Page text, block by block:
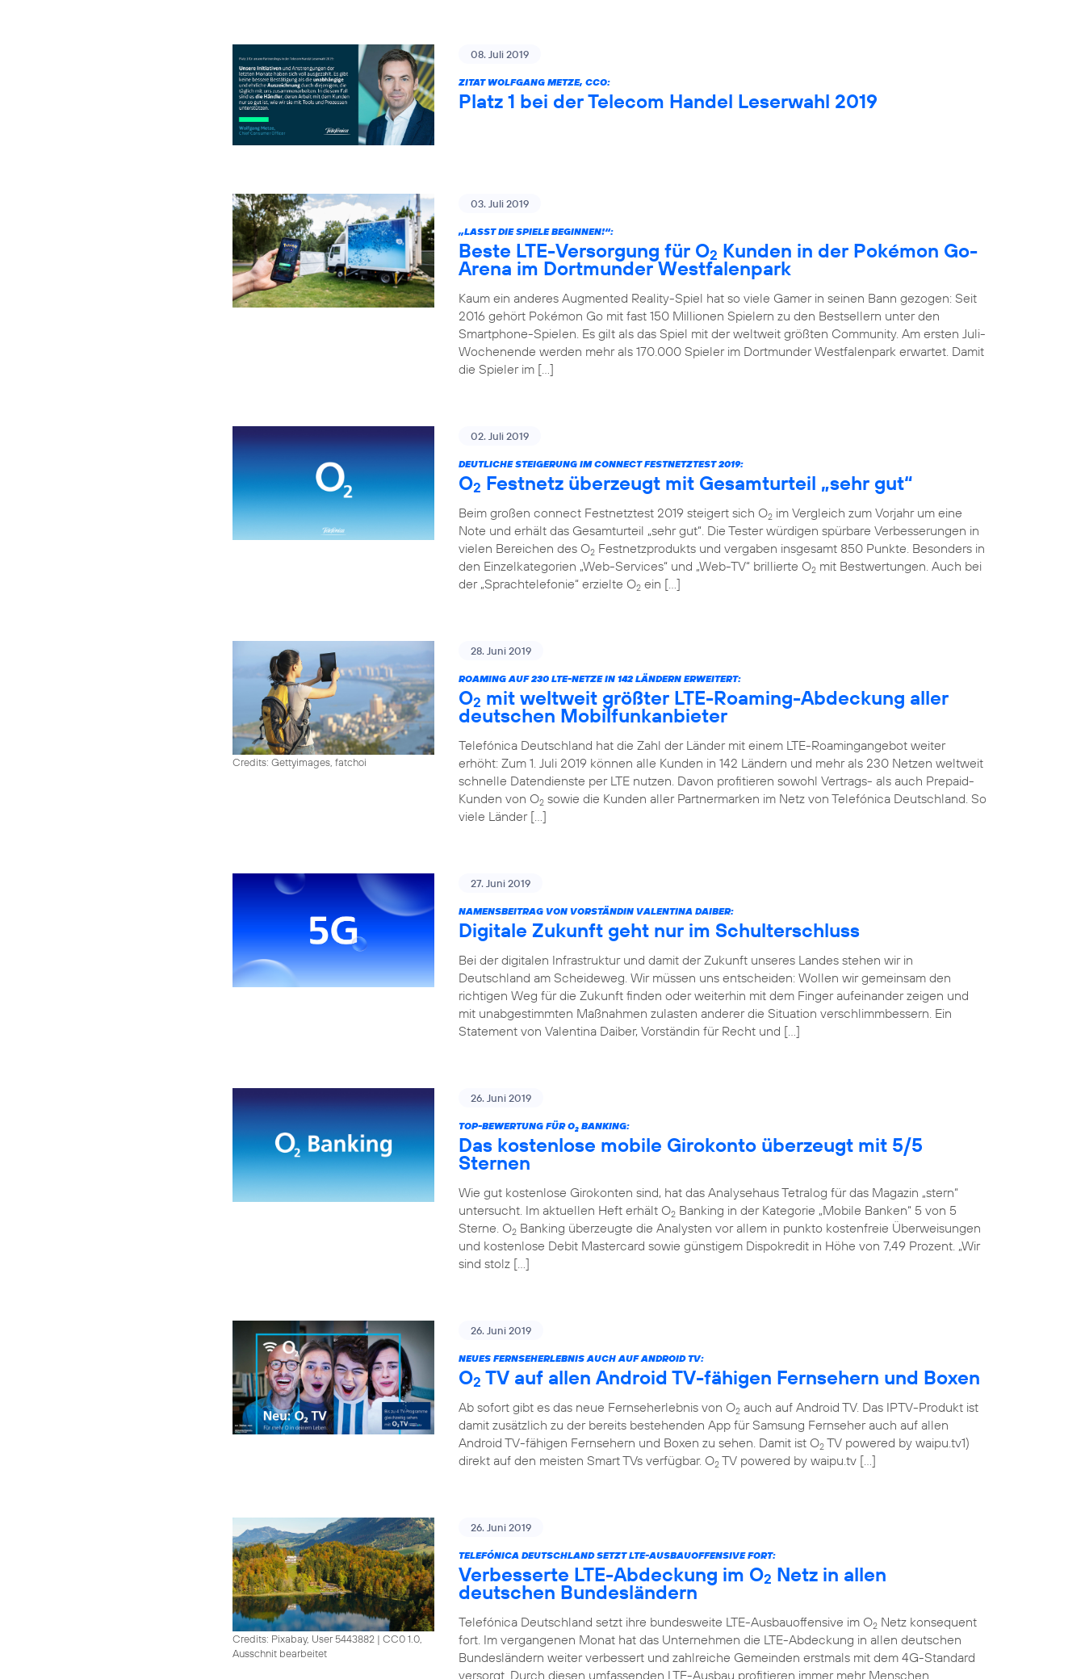
08. Juli 2019
ZITAT WOLFGANG METZE, CCO:
Platz 1 bei der Telecom Handel Leserwahl 2019
03. Juli 2019
„LASST DIE SPIELE BEGINNEN!“:
Beste LTE-Versorgung für O2 Kunden in der Pokémon Go-
Arena im Dortmunder Westfalenpark
Kaum ein anderes Augmented Reality-Spiel hat so viele Gamer in seinen Bann gezogen: Seit
2016 gehört Pokémon Go mit fast 150 Millionen Spielern zu den Bestsellern unter den
Smartphone-Spielen. Es gilt als das Spiel mit der weltweit größten Community. Am ersten Juli-
Wochenende werden mehr als 170.000 Spieler im Dortmunder Westfalenpark erwartet. Damit
die Spieler im […]
02. Juli 2019
DEUTLICHE STEIGERUNG IM CONNECT FESTNETZTEST 2019:
O2 Festnetz überzeugt mit Gesamturteil „sehr gut“
Beim großen connect Festnetztest 2019 steigert sich O2 im Vergleich zum Vorjahr um eine
Note und erhält das Gesamturteil „sehr gut“. Die Tester würdigen spürbare Verbesserungen in
vielen Bereichen des O2 Festnetzprodukts und vergaben insgesamt 850 Punkte. Besonders in
den Einzelkategorien „Web-Services“ und „Web-TV“ brillierte O2 mit Bestwertungen. Auch bei
der „Sprachtelefonie“ erzielte O2 ein […]
Credits: Gettyimages, fatchoi
28. Juni 2019
ROAMING AUF 230 LTE-NETZE IN 142 LÄNDERN ERWEITERT:
O2 mit weltweit größter LTE-Roaming-Abdeckung aller
deutschen Mobilfunkanbieter
Telefónica Deutschland hat die Zahl der Länder mit einem LTE-Roamingangebot weiter
erhöht: Zum 1. Juli 2019 können alle Kunden in 142 Ländern und mehr als 230 Netzen weltweit
schnelle Datendienste per LTE nutzen. Davon profitieren sowohl Vertrags- als auch Prepaid-
Kunden von O2 sowie die Kunden aller Partnermarken im Netz von Telefónica Deutschland. So
viele Länder […]
27. Juni 2019
NAMENSBEITRAG VON VORSTÄNDIN VALENTINA DAIBER:
Digitale Zukunft geht nur im Schulterschluss
Bei der digitalen Infrastruktur und damit der Zukunft unseres Landes stehen wir in
Deutschland am Scheideweg. Wir müssen uns entscheiden: Wollen wir gemeinsam den
richtigen Weg für die Zukunft finden oder weiterhin mit dem Finger aufeinander zeigen und
mit unabgestimmten Maßnahmen zulasten anderer die Situation verschlimmbessern. Ein
Statement von Valentina Daiber, Vorständin für Recht und […]
26. Juni 2019
TOP-BEWERTUNG FÜR O2 BANKING:
Das kostenlose mobile Girokonto überzeugt mit 5/5
Sternen
Wie gut kostenlose Girokonten sind, hat das Analysehaus Tetralog für das Magazin „stern“
untersucht. Im aktuellen Heft erhält O2 Banking in der Kategorie „Mobile Banken“ 5 von 5
Sterne. O2 Banking überzeugte die Analysten vor allem in punkto kostenfreie Überweisungen
und kostenlose Debit Mastercard sowie günstigem Dispokredit in Höhe von 7,49 Prozent. „Wir
sind stolz […]
26. Juni 2019
NEUES FERNSEHERLEBNIS AUCH AUF ANDROID TV:
O2 TV auf allen Android TV-fähigen Fernsehern und Boxen
Ab sofort gibt es das neue Fernseherlebnis von O2 auch auf Android TV. Das IPTV-Produkt ist
damit zusätzlich zu der bereits bestehenden App für Samsung Fernseher auch auf allen
Android TV-fähigen Fernsehern und Boxen zu sehen. Damit ist O2 TV powered by waipu.tv1)
direkt auf den meisten Smart TVs verfügbar. O2 TV powered by waipu.tv […]
Credits: Pixabay, User 5443882 | CC0 1.0,
Ausschnit bearbeitet
26. Juni 2019
TELEFÓNICA DEUTSCHLAND SETZT LTE-AUSBAUOFFENSIVE FORT:
Verbesserte LTE-Abdeckung im O2 Netz in allen
deutschen Bundesländern
Telefónica Deutschland setzt ihre bundesweite LTE-Ausbauoffensive im O2 Netz konsequent
fort. Im vergangenen Monat hat das Unternehmen die LTE-Abdeckung in allen deutschen
Bundesländern weiter verbessert und zahlreiche Gemeinden erstmals mit dem 4G-Standard
versorgt. Durch diesen umfassenden LTE-Ausbau profitieren immer mehr Menschen